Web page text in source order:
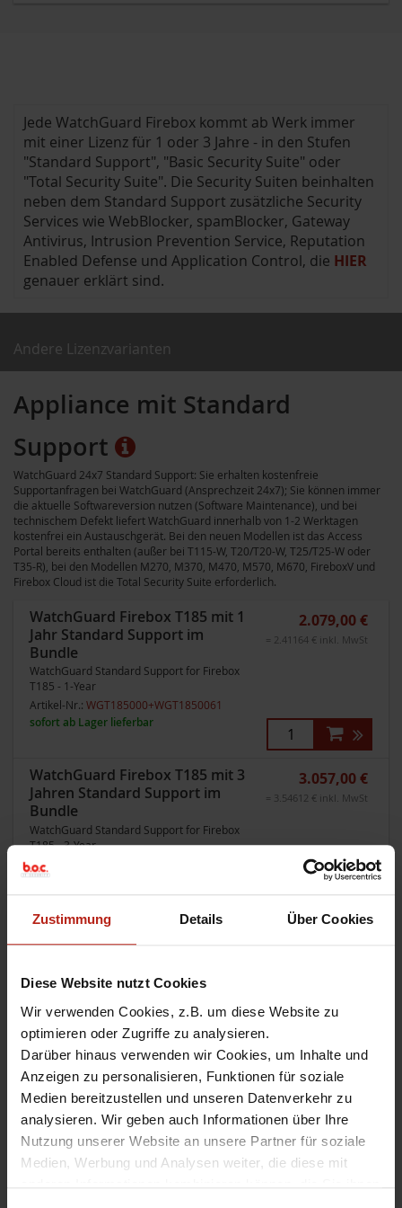
Zustimmung Details Über Cookies
Diese Website nutzt Cookies
Wir verwenden Cookies, z.B. um diese Website zu
optimieren oder Zugriffe zu analysieren.
Darüber hinaus verwenden wir Cookies, um Inhalte und
Anzeigen zu personalisieren, Funktionen für soziale
Medien bereitzustellen und unseren Datenverkehr zu
analysieren. Wir geben auch Informationen über Ihre
Nutzung unserer Website an unsere Partner für soziale
Medien, Werbung und Analysen weiter, die diese mit
Jede WatchGuard Firebox kommt ab Werk immer
mit einer Lizenz für 1 oder 3 Jahre - in den Stufen
"Standard Support", "Basic Security Suite" oder
"Total Security Suite". Die Security Suiten beinhalten
neben dem Standard Support zusätzliche Security
Services wie WebBlocker, spamBlocker, Gateway
Antivirus, Intrusion Prevention Service, Reputation
Enabled Defense und Application Control, die HIER
genauer erklärt sind.
Andere Lizenzvarianten
Appliance mit Standard
Support
WatchGuard 24x7 Standard Support: Sie erhalten kostenfreie
Supportanfragen bei WatchGuard (Ansprechzeit 24x7); Sie können immer
die aktuelle Softwareversion nutzen (Software Maintenance), und bei
technischem Defekt liefert WatchGuard innerhalb von 1-2 Werktagen
kostenfrei ein Austauschgerät. Bei den neuen Modellen ist das Access
Portal bereits enthalten (außer bei T115-W, T20/T20-W, T25/T25-W oder
T35-R), bei den Modellen M270, M370, M470, M570, M670, FireboxV und
Firebox Cloud ist die Total Security Suite erforderlich.
WatchGuard Firebox T185 mit 1
Jahr Standard Support im
Bundle
WatchGuard Standard Support for Firebox
T185 - 1-Year
Artikel-Nr.: WGT185000+WGT1850061
sofort ab Lager lieferbar
2.079,00 €
= 2.41164 € inkl. MwSt
WatchGuard Firebox T185 mit 3
Jahren Standard Support im
Bundle
WatchGuard Standard Support for Firebox
T185 - 3-Year
Artikel-Nr.:
sofort ab Lager lieferbar
3.057,00 €
= 3.54612 € inkl. MwSt
WatchGuard Firebox T185 mit 5
Jahren Standard Support im
WatchGuard Standard Support for Firebox
Artikel-Nr.:WGT185000+WGT1850065
sofort ab Lager lieferbar
HIGH AVAILABILITY
PROMOTION / WatchGuard
Firebox T185 mit 1 Jahr
Standard Support im Bundle
WatchGuard Standard Support for Firebox
1.301,00 €
= 1.50916 € inkl. MwSt